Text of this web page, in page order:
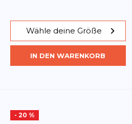
Wähle deine Größe
IN DEN WARENKORB
- 20 %